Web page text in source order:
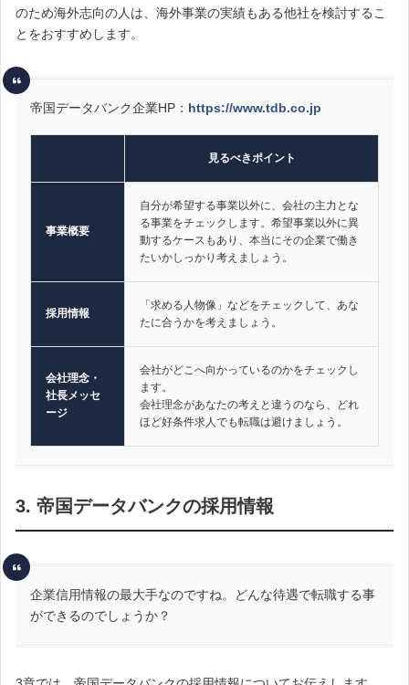
のため海外志向の人は、海外事業の実績もある他社を検討するこ
とをおすすめします。
帝国データバンク企業HP： https://www.tdb.co.jp
見るべきポイント
事業概要
自分が希望する事業以外に、会社の主力とな
る事業をチェックします。希望事業以外に異
動するケースもあり、本当にその企業で働き
たいかしっかり考えましょう。
採用情報
「求める人物像」などをチェックして、あな
たに合うかを考えましょう。
会社理念・
社長メッセ
ージ
会社がどこへ向かっているのかをチェックし
ます。
会社理念があなたの考えと違うのなら、どれ
ほど好条件求人でも転職は避けましょう。
3. 帝国データバンクの採用情報
企業信用情報の最大手なのですね。どんな待遇で転職する事
ができるのでしょうか？